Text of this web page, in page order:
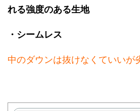
れる強度のある生地
・シームレス
中のダウンは抜けなくていいが